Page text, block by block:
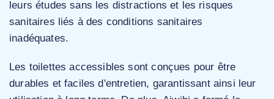
leurs études sans les distractions et les risques
sanitaires liés à des conditions sanitaires
inadéquates.
Les toilettes accessibles sont conçues pour être
durables et faciles d'entretien, garantissant ainsi leur